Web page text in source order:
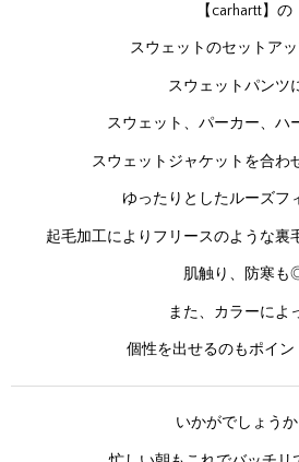
【carhartt】の
スウェットのセットアッ
スウェットパンツ
スウェット、パーカー、ハ
スウェットジャケットを合わ
ゆったりとしたルーズフ
起毛加工によりフリースのような裏
肌触り、防寒
また、カラーによ
個性を出せるのもポイン
いかがでしょうか